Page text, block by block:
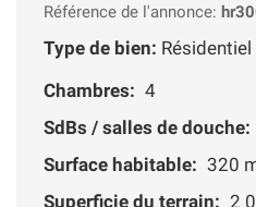
Référence de l'annonce:
Type de bien:
Chambres: 4
SdBs / salles de douche:
Surface habitable: 320
Superficie du terrain: 2